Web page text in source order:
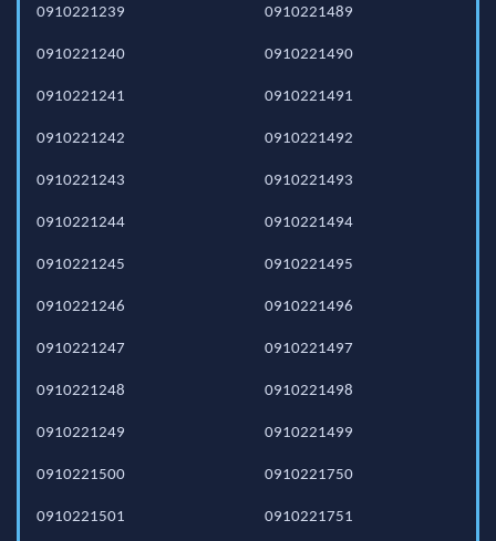
0910221239
0910221240
0910221241
0910221242
0910221243
0910221244
0910221245
0910221246
0910221247
0910221248
0910221249
0910221489
0910221490
0910221491
0910221492
0910221493
0910221494
0910221495
0910221496
0910221497
0910221498
0910221499
0910221500
0910221501
0910221750
0910221751